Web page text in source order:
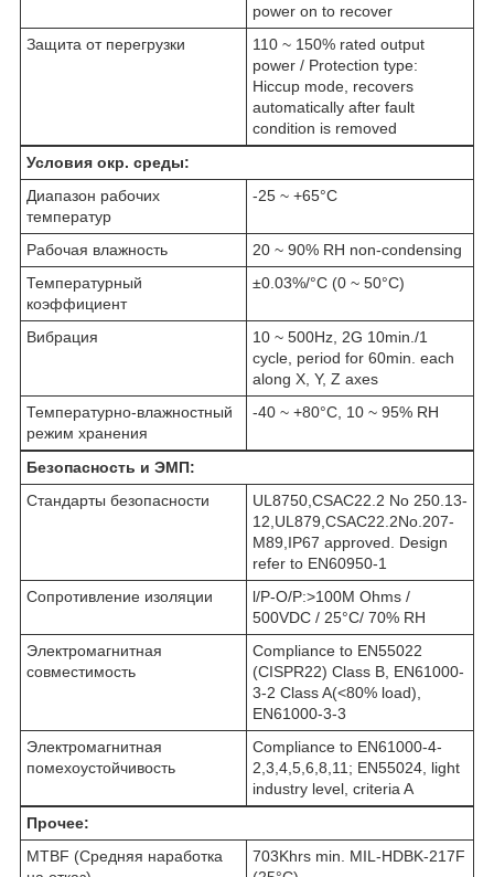
power on to recover
Защита от перегрузки
110 ~ 150% rated output
power / Protection type:
Hiccup mode, recovers
automatically after fault
condition is removed
Условия окр. среды:
Диапазон рабочих
температур
-25 ~ +65°C
Рабочая влажность
20 ~ 90% RH non-condensing
Температурный
коэффициент
±0.03%/°C (0 ~ 50°C)
Вибрация
10 ~ 500Hz, 2G 10min./1
cycle, period for 60min. each
along X, Y, Z axes
Температурно-влажностный
режим хранения
-40 ~ +80°C, 10 ~ 95% RH
Безопасность и ЭМП:
Стандарты безопасности
UL8750,CSAC22.2 No 250.13-
12,UL879,CSAC22.2No.207-
M89,IP67 approved. Design
refer to EN60950-1
Сопротивление изоляции
l/P-O/P:>100M Ohms /
500VDC / 25°C/ 70% RH
Электромагнитная
совместимость
Compliance to EN55022
(CISPR22) Class B, EN61000-
3-2 Class A(<80% load),
EN61000-3-3
Электромагнитная
помехоустойчивость
Compliance to EN61000-4-
2,3,4,5,6,8,11; EN55024, light
industry level, criteria A
Прочее:
MTBF (Средняя наработка
703Khrs min. MIL-HDBK-217F